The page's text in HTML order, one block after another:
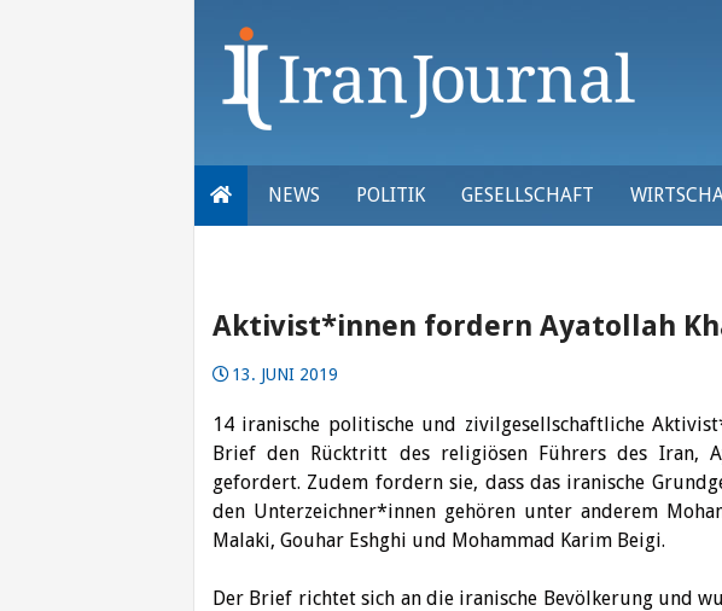
NEWS POLITIK GESELLSCHAFT
Aktivist*innen fordern Ayatollah
13. JUNI 2019
14 iranische politische und zivilgesellschaftliche
Brief den Rücktritt des religiösen Führers des Iran,
gefordert. Zudem fordern sie, dass das iranische
den Unterzeichner*innen gehören unter anderem
Malaki, Gouhar Eshghi und Mohammad Karim Beigi.
Der Brief richtet sich an die iranische Bevölkerung und